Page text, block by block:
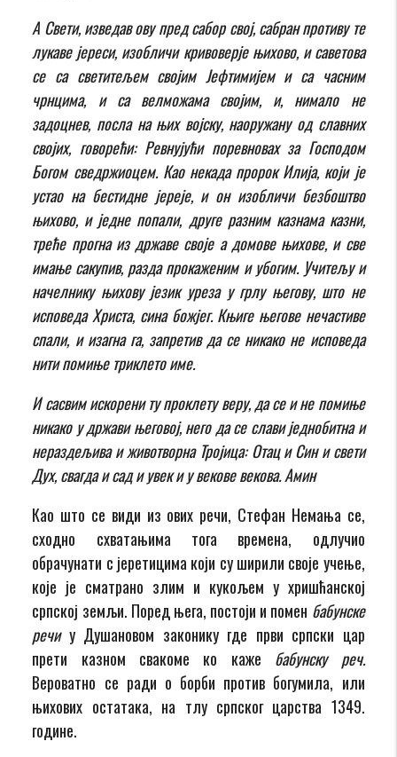
А Свети, изведав ову пред сабор свој, сабран противу те
лукаве јереси, изобличи кривоверје њихово, и саветова
се са светитељем својим Јефтимијем и са часним
чрнцима, и са велможама својим, и, нимало не
задоцнев, посла на њих војску, наоружану од славних
својих, говорећи: Ревнујући поревновах за Господом
Богом сведржиоцем. Као некада пророк Илија, који је
устао на бестидне јереје, и он изобличи безбоштво
њихово, и једне попали, друге разним казнама казни,
треће прогна из државе своје а домове њихове, и све
имање сакупив, разда прокаженим и убогим. Учитељу и
начелнику њихову језик уреза у грлу његову, што не
исповеда Христа, сина божјег. Књиге његове нечастиве
спали, и изагна га, запретив да се никако не исповеда
нити помиње триклето име.
И сасвим искорени ту проклету веру, да се и не помиње
никако у држави његовој, него да се слави једнобитна и
нераздељива и животворна Тројица: Отац и Син и свети
Дух, свагда и сад и увек и у векове векова.Амин
Као што се види из ових речи, Стефан Немања се,
сходно схватањима тога времена, одлучио
обрачунати с јеретицима који су ширили своје учење,
које је сматрано злим и кукољем у хришћанској
српској земљи. Поред њега, постоји и помен бабунске
речи у Душановом законику где први српски цар
прети казном свакоме ко каже бабунску реч.
Вероватно се ради о борби против богумила, или
њихових остатака, на тлу српског царства 1349.
године.